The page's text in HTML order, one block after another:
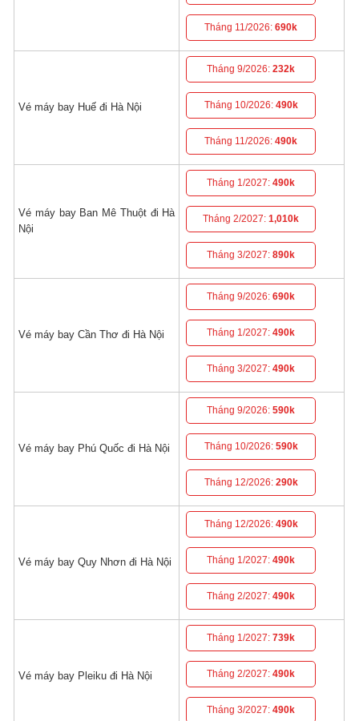
Tháng 11/2026:690k
Vé máy bay Huế đi Hà Nội
Tháng 9/2026:232k
Tháng 10/2026: 490k
Tháng 11/2026:490k
Vé máy bay Ban Mê Thuột đi Hà
Nội
Tháng 1/2027:490k
Tháng 2/2027:1,010k
Tháng 3/2027:890k
Vé máy bay Cần Thơ đi Hà Nội
Tháng 9/2026:690k
Tháng 1/2027:490k
Tháng 3/2027:490k
Vé máy bay Phú Quốc đi Hà Nội
Tháng 9/2026:590k
Tháng 10/2026: 590k
Tháng 12/2026: 290k
Vé máy bay Quy Nhơn đi Hà Nội
Tháng 12/2026: 490k
Tháng 1/2027:490k
Tháng 2/2027:490k
Vé máy bay Pleiku đi Hà Nội
Tháng 1/2027:739k
Tháng 2/2027:490k
Tháng 3/2027:490k